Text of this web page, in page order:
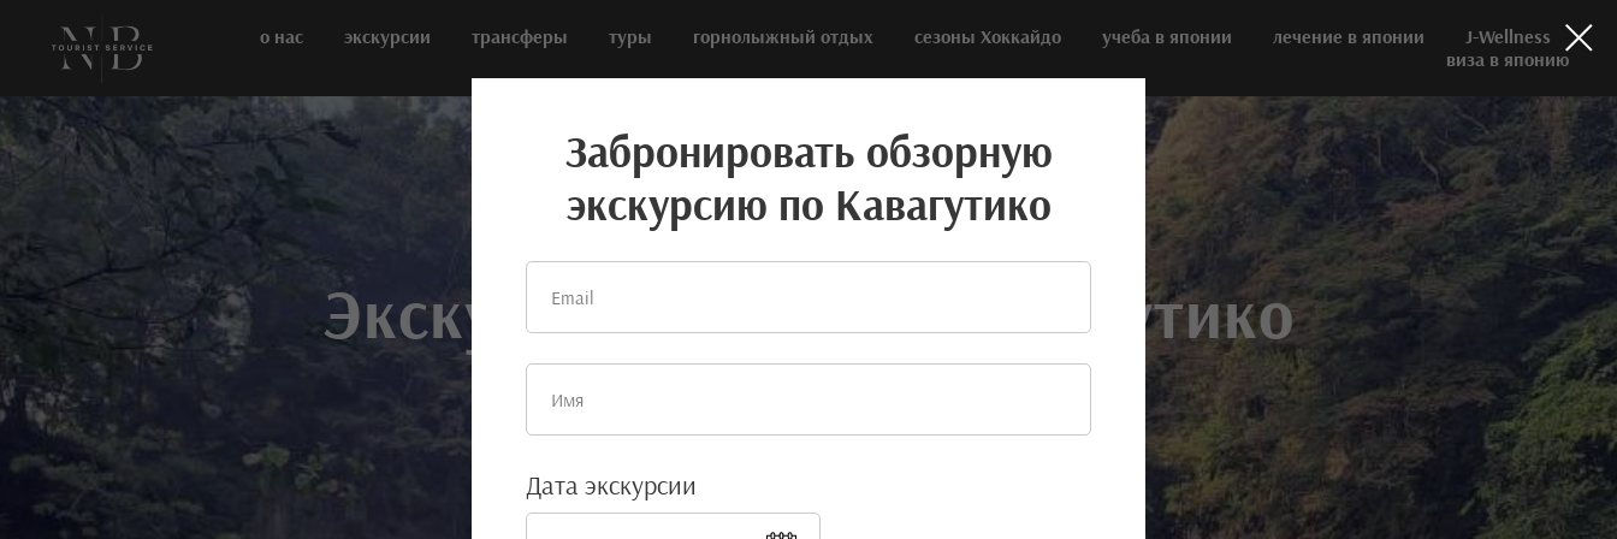
о нас экскурсии трансферы туры горнолыжный отдых сезоны Хоккайдо учеба в японии лечение в японии
J-Wellness
виза в японию
ВИДЫ НА ФУДЗИ
Экскурсия на озеро Кавагутико
Забронировать обзорную
экскурсию по Кавагутико
Дата экскурсии